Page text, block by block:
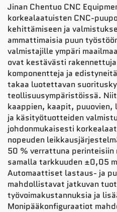
Jinan Chentuo CNC
korkealaatuisten CNC-
kehittämiseen ja
ammattimaisia puun
valmistajille ympäri
ovat kestävästi
komponentteja ja
takaa luotettavan
teollisuusympäristöissä.
kaappien, kaapit,
ja käsityötuotteiden
johdonmukaisesti
nopeuden
50 % verrattuna
samalla tarkkuuden ±0,05
Automaattiset lastaus- ja
mahdollistavat jatkuvan
työvoimakustannuksia ja
Monipääkonfiguraatiot